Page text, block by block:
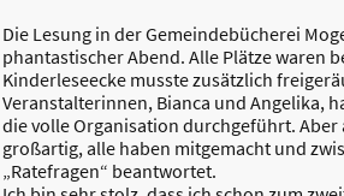
Die Lesung in der Gemeindebücherei
phantastischer Abend. Alle Plätze waren
Kinderleseecke musste zusätzlich
Veranstalterinnen, Bianca und Angelika,
die volle Organisation durchgeführt. Aber
großartig, alle haben mitgemacht und
„Ratefragen“ beantwortet.